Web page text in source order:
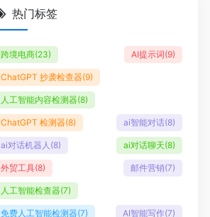
热门标签
跨境电商(23) AI提示词(9)
ChatGPT 抄袭检查器(9)
人工智能内容检测器(8)
ChatGPT 检测器(8) ai智能对话(8)
ai对话机器人 (8) ai对话聊天(8)
外贸工具(8) 邮件营销(7)
人工智能检查器(7)
免费人工智能检测器(7) AI智能写作(7)